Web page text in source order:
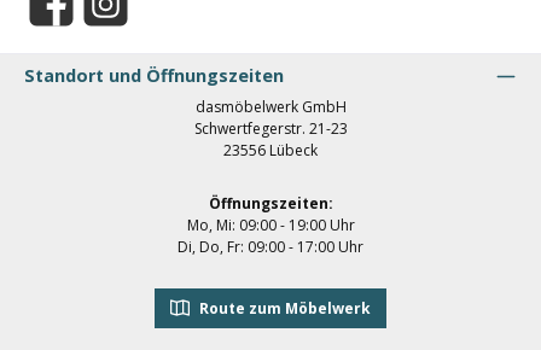
Facebook Instagram
Standort und Öffnungszeiten
dasmöbelwerk GmbH
Schwertfegerstr. 21-23
23556 Lübeck
Öffnungszeiten:
Mo, Mi: 09:00 - 19:00 Uhr
Di, Do, Fr: 09:00 - 17:00 Uhr
Route zum Möbelwerk